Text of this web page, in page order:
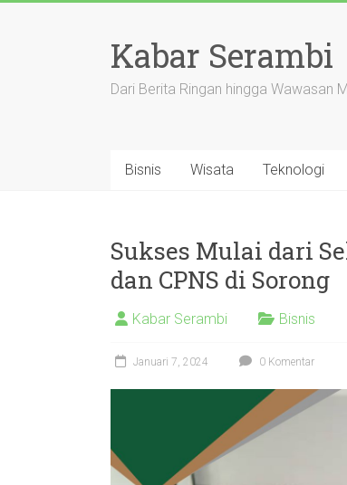
Kabar Serambi
Dari Berita Ringan hingga Wawasan
Bisnis Wisata Teknologi
Sukses Mulai dari
dan CPNS di Sorong
Kabar Serambi Bisnis
Januari 7, 2024 0 Komentar